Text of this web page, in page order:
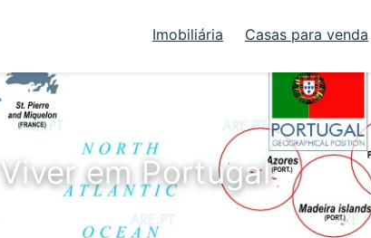
Imobiliária Casas para venda
Viver em Portugal